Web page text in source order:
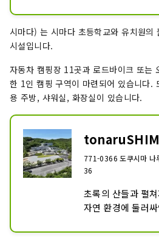
에 있어, 낚시 야형
웅대한 경치를 즐
습니다.
카가미시마
나루토시 우치노
고 있는 것을 이 정
트는 나루토 라인
러나 카가미 섬은
망대에서 하트 모
현재, 사방견 전망
한 안내 간판을 설
카가미시마를 드
시마다) 는 시마다 초등학교와 유치원의
시설입니다.
자동차 캠핑장 11곳과 로드바이크 또는
한 1인 캠핑 구역이 마련되어 있습니다.
용 주방, 샤워실, 화장실이 있습니다.
771-0366 도쿠시마 나
36
초록의 산들과 펼
자연 환경에 둘러
다시 태어났습니